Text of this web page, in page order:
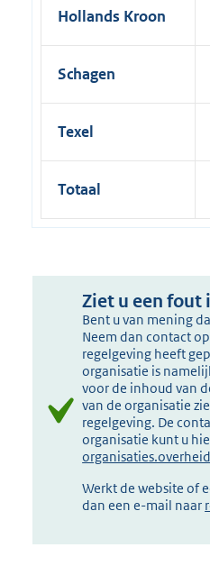
Hollands Kroon
Schagen
Texel
Totaal
Ziet u een fout
Bent u van mening
Neem dan contact
regelgeving heeft
organisatie is
voor de inhoud van
van de organisatie
regelgeving. De
organisatie kunt u
Werkt de website of
dan een e-mail naar